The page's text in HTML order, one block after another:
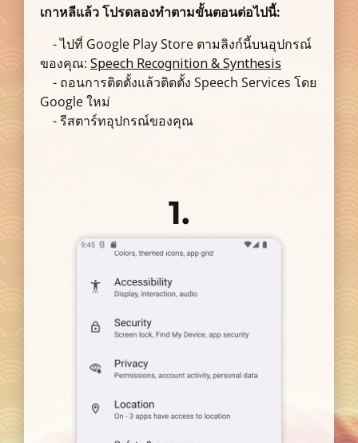
เกาหลีแล้ว โปรดลองทำตามขั้นตอนต่อไปนี้:
- ไปที่ Google Play Store ตามลิงก์นี้บนอุปกรณ์
ของคุณ: Speech Recognition & Synthesis
- ถอนการติดตั้งแล้วติดตั้ง Speech Services โดย
Google ใหม่
- รีสตาร์ทอุปกรณ์ของคุณ
1.